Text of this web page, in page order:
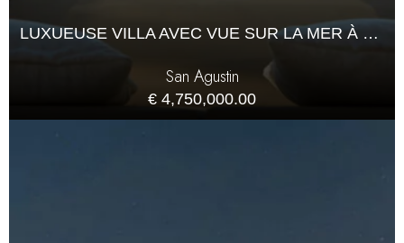
LUXUEUSE VILLA AVEC VUE SUR LA MER À SAN AGUSTÍN, IBIZA
San Agustin
€ 4,750,000.00